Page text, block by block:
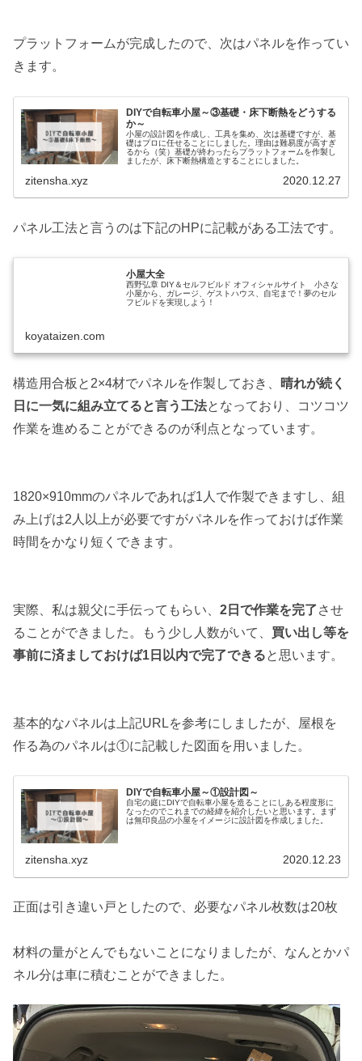
プラットフォームが完成したので、次はパネルを作ってい
きます。
DIYで自転車小屋～③基礎・床下断熱をどうする
か～
小屋の設計図を作成し、工具を集め、次は基礎ですが、基
礎はプロに任せることにしました。理由は難易度が高すぎ
るから（笑）基礎が終わったらプラットフォームを作製し
ましたが、床下断熱構造とすることにしました。
zitensha.xyz 2020.12.27
パネル工法と言うのは下記のHPに記載がある工法です。
小屋大全
西野弘章 DIY＆セルフビルド オフィシャルサイト 小さな
小屋から、ガレージ、ゲストハウス、自宅まで！夢のセル
フビルドを実現しよう！
koyataizen.com
構造用合板と2×4材でパネルを作製しておき、
晴れが続く
日に一気に組み立てると言う工法となっており、コツコツ
作業を進めることができるのが利点となっています。
1820×910mmのパネルであれば1人で作製できますし、組
み上げは2人以上が必要ですがパネルを作っておけば作業
時間をかなり短くできます。
実際、私は親父に手伝ってもらい、 2日で作業を完了させ
ることができました。もう少し人数がいて、 買い出し等を
事前に済ましておけば1日以内で完了できると思います。
基本的なパネルは上記URLを参考にしましたが、屋根を
作る為のパネルは①に記載した図面を用いました。
DIYで自転車小屋～①設計図～
自宅の庭にDIYで自転車小屋を造ることにしある程度形に
なったのでこれまでの経緯を紹介したいと思います。まず
は無印良品の小屋をイメージに設計図を作成しました。
zitensha.xyz 2020.12.23
正面は引き違い戸としたので、必要なパネル枚数は20枚
材料の量がとんでもないことになりましたが、なんとかパ
ネル分は車に積むことができました。